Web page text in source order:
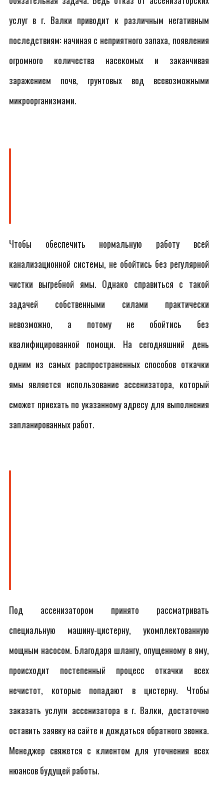
услуг в г. Валки приводит к различным негативным
последствиям: начиная с неприятного запаха, появления
огромного количества насекомых и заканчивая
заражением почв, грунтовых вод всевозможными
микроорганизмами.
Чтобы обеспечить нормальную работу всей
канализационной системы, не обойтись без регулярной
чистки выгребной ямы. Однако справиться с такой
задачей собственными силами практически
невозможно, а потому не обойтись без
квалифицированной помощи. На сегодняшний день
одним из самых распространенных способов откачки
ямы является использование ассенизатора, который
сможет приехать по указанному адресу для выполнения
запланированных работ.
Под ассенизатором принято рассматривать
специальную машину-цистерну, укомплектованную
мощным насосом. Благодаря шлангу, опущенному в яму,
происходит постепенный процесс откачки всех
нечистот, которые попадают в цистерну. Чтобы
заказать услуги ассенизатора в г. Валки, достаточно
оставить заявку на сайте и дождаться обратного звонка.
Менеджер свяжется с клиентом для уточнения всех
нюансов будущей работы.